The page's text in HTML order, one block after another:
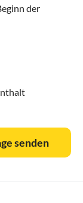
der
senden